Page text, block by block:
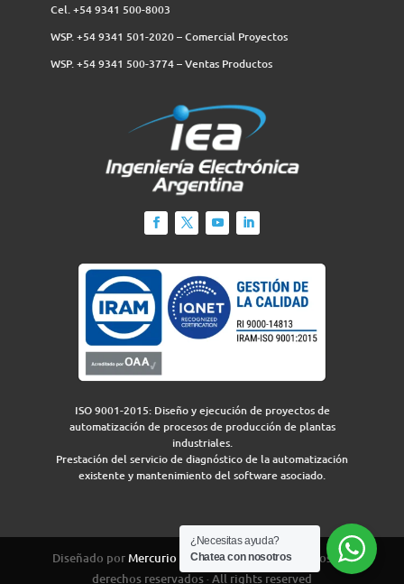
Cel. +54 9341 500-8003
WSP. +54 9341 501-2020 – Comercial Proyectos
WSP. +54 9341 500-3774‬ – Ventas Productos
ISO 9001-2015: Diseño y ejecución de proyectos de
automatización de procesos de producción de plantas
industriales.
Prestación del servicio de diagnóstico de la automatización
existente y mantenimiento del software asociado.
Diseñado porMercurio Grouppara IEA 2026 · Todos los
derechos reservados · All rights reserved
¿Necesitas ayuda?
Chatea con nosotros